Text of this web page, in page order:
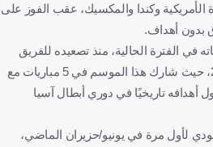
المتحدة الأمريكية وكندا والمكسيك، عقب الفوز على
الفترة الحالية، منذ تصعيده للفريق
الأول في الأهلي في صيف 2023، حيث شارك هذا الموسم في 5 مباريات مع
أهدافه تاريخيًا في دوري أبطال آسيا
لأول مرة في يونيو/حزيران الماضي،